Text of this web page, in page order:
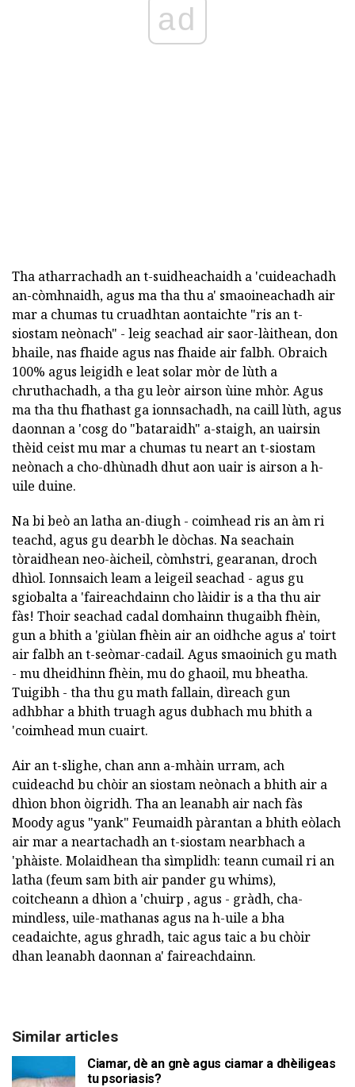
ad
Tha atharrachadh an t-suidheachaidh a 'cuideachadh
an-còmhnaidh, agus ma tha thu a' smaoineachadh air
mar a chumas tu cruadhtan aontaichte "ris an t-
siostam neònach" - leig seachad air saor-làithean, don
bhaile, nas fhaide agus nas fhaide air falbh. Obraich
100% agus leigidh e leat solar mòr de lùth a
chruthachadh, a tha gu leòr airson ùine mhòr. Agus
ma tha thu fhathast ga ionnsachadh, na caill lùth, agus
daonnan a 'cosg do "bataraidh" a-staigh, an uairsin
thèid ceist mu mar a chumas tu neart an t-siostam
neònach a cho-dhùnadh dhut aon uair is airson a h-
uile duine.
Na bi beò an latha an-diugh - coimhead ris an àm ri
teachd, agus gu dearbh le dòchas. Na seachain
tòraidhean neo-àicheil, còmhstri, gearanan, droch
dhìol. Ionnsaich leam a leigeil seachad - agus gu
sgiobalta a 'faireachdainn cho làidir is a tha thu air
fàs! Thoir seachad cadal domhainn thugaibh fhèin,
gun a bhith a 'giùlan fhèin air an oidhche agus a' toirt
air falbh an t-seòmar-cadail. Agus smaoinich gu math
- mu dheidhinn fhèin, mu do ghaoil, mu bheatha.
Tuigibh - tha thu gu math fallain, dìreach gun
adhbhar a bhith truagh agus dubhach mu bhith a
'coimhead mun cuairt.
Air an t-slighe, chan ann a-mhàin urram, ach
cuideachd bu chòir an siostam neònach a bhith air a
dhìon bhon òigridh. Tha an leanabh air nach fàs
Moody agus "yank" Feumaidh pàrantan a bhith eòlach
air mar a neartachadh an t-siostam nearbhach a
'phàiste. Molaidhean tha sìmplidh: teann cumail ri an
latha (feum sam bith air pander gu whims),
coitcheann a dhìon a 'chuirp , agus - gràdh, cha-
mindless, uile-mathanas agus na h-uile a bha
ceadaichte, agus ghradh, taic agus taic a bu chòir
dhan leanabh daonnan a' faireachdainn.
Similar articles
Ciamar, dè an gnè agus ciamar a dhèiligeas
tu psoriasis?